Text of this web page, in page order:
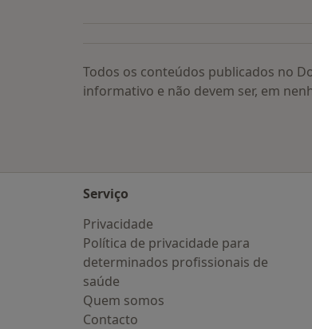
Todos os conteúdos publicados no
informativo e não devem ser, em
Serviço
Privacidade
Política de privacidade para
determinados profissionais de
saúde
Quem somos
Contacto